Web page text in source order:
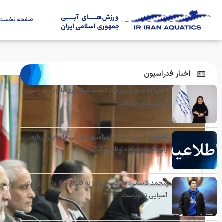
صفحه
اخبار فدراسیون
کیمیا احمدی سرپرست کمیته شنا هنری بانوان فدراسیون
ورزش‌های آبی شد
اطلاعیه کمیته بانوان فدراسیون ورزش‌های آبی درباره
رکوردگیری ویژه داوطلبان کنکور
محمد قاسمی: هدفم رسیدن به فینال ۴۰۰ متر بازی‌های
آسیایی ناگویاست